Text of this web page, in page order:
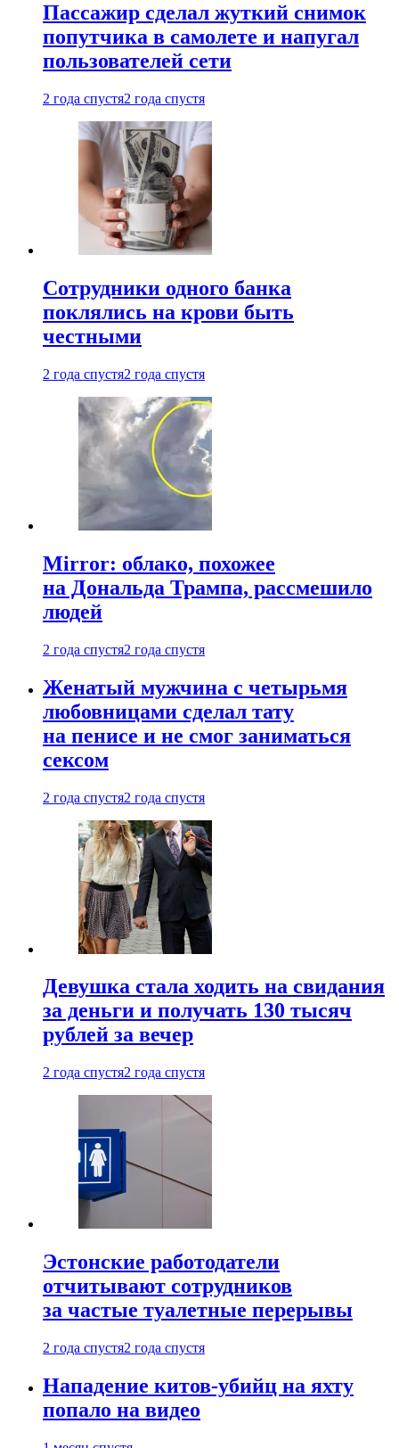
Пассажир сделал жуткий снимок
попутчика в самолете и напугал
пользователей сети
2 года спустя2 года спустя
Сотрудники одного банка
поклялись на крови быть
честными
2 года спустя2 года спустя
Mirror: облако, похожее
на Дональда Трампа, рассмешило
людей
2 года спустя2 года спустя
Женатый мужчина с четырьмя
любовницами сделал тату
на пенисе и не смог заниматься
сексом
2 года спустя2 года спустя
Девушка стала ходить на свидания
за деньги и получать 130 тысяч
рублей за вечер
2 года спустя2 года спустя
Эстонские работодатели
отчитывают сотрудников
за частые туалетные перерывы
2 года спустя2 года спустя
Нападение китов-убийц на яхту
попало на видео